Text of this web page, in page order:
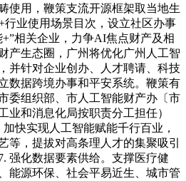
用，鞭策支流开源框架取当地生
业使用场景目次，设立社区办事
相关企业，力争AI焦点财产及相
产生态圈，广州将优化广州人工智
并针对企业创办、人才聘请、科技
数据跨境办事和平安系统。鞭策有
委组织部、市人工智能财产办〔市
业和消息化局按职责分工担任）
快实现人工智能赋能千行百业，
等，提拔对高条理人才的集聚吸引
强化数据要素供给。支撑医疗健
能源环保、社会平易近生、城市管